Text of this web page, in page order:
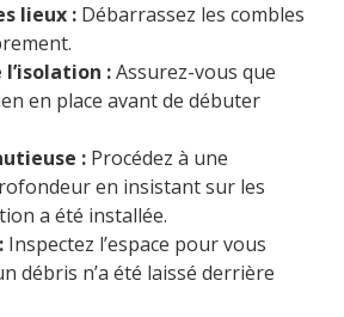
lieux : Débarrassez les combles
:Assurez-vous que
en place avant de débuter
: Procédez à une
en insistant sur les
a été installée.
Inspectez l’espace pour vous
débris n’a été laissé derrière